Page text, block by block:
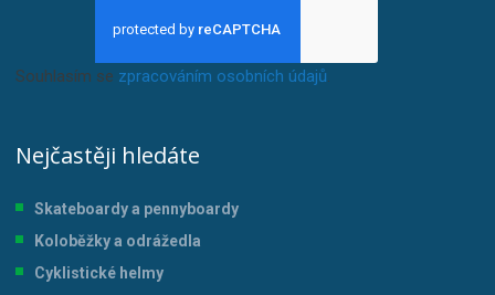
Souhlasím se zpracováním osobních údajů.
Nejčastěji hledáte
Skateboardy a pennyboardy
Koloběžky a odrážedla
Cyklistické helmy